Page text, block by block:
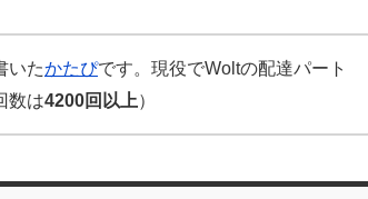
いたかたぴです。現役でWoltの配達パート
数は4200回以上）